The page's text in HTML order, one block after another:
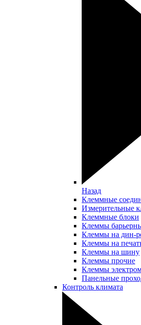
Назад
Клеммные
Измерительные
Клеммные блоки
Клеммы
Клеммы на дин-
Клеммы на
Клеммы на шину
Клеммы прочие
Клеммы
Панельные
Контроль климата